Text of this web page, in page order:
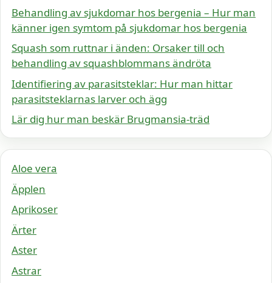
Behandling av sjukdomar hos bergenia – Hur man
känner igen symtom på sjukdomar hos bergenia
Squash som ruttnar i änden: Orsaker till och
behandling av squashblommans ändröta
Identifiering av parasitsteklar: Hur man hittar
parasitsteklarnas larver och ägg
Lär dig hur man beskär Brugmansia-träd
Aloe vera
Äpplen
Aprikoser
Ärter
Aster
Astrar